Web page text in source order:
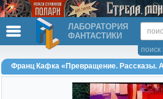
ЛАБОРАТОРИЯ
ФАНТАСТИКИ
Франц Кафка «Превращение. Рассказы.